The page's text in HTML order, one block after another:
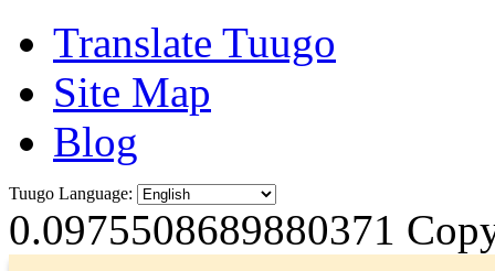
Translate Tuugo
Site Map
Blog
Tuugo Language:
0.0975508689880371